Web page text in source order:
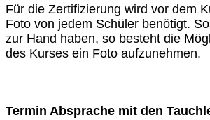
Für die Zertifizierung wird vor dem
Foto von jedem Schüler benötigt.
zur Hand haben, so besteht die
des Kurses ein Foto aufzunehmen.
Termin Absprache mit den